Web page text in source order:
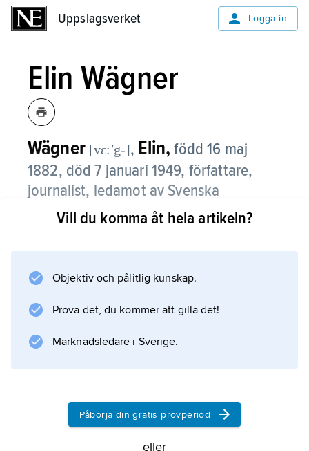
Uppslagsverket Logga in
Elin Wägner
Wägner [vɛ:ʹg-], Elin, född 16 maj
1882, död 7 januari 1949, författare,
journalist, ledamot av Svenska
Akademien från 1944.
Harald Wägners födelse. Hon kom därefter att
prästsläkt. Åren 1903–04 arbetade hon som
journalist på Helsingborgsposten och 1904–
05 på Vårt Land. Hon var
Litteraturanvisning
Vill du komma åt hela artikeln?
Objektiv och pålitlig kunskap.
Prova det, du kommer att gilla det!
Marknadsledare i Sverige.
Påbörja din gratis provperiod
eller